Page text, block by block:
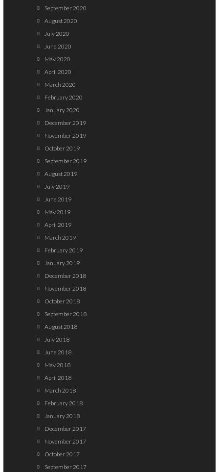
September 2020
August 2020
July 2020
June 2020
May 2020
April 2020
March 2020
February 2020
January 2020
December 2019
November 2019
October 2019
September 2019
August 2019
July 2019
June 2019
May 2019
April 2019
March 2019
February 2019
January 2019
December 2018
November 2018
October 2018
September 2018
August 2018
July 2018
June 2018
May 2018
April 2018
March 2018
February 2018
January 2018
December 2017
November 2017
October 2017
September 2017